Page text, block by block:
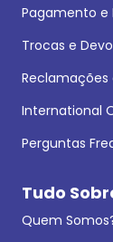
Pagamento e
Trocas e
Reclamações
International
Perguntas
Tudo
Quem